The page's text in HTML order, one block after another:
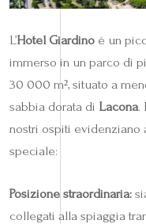
L’Hotel Giardino è un
immerso in un parco di
30 000 m², situato a
sabbia dorata di Lacona.
nostri ospiti evidenziano
speciale:
Posizione straordinaria:
collegati alla spiaggia